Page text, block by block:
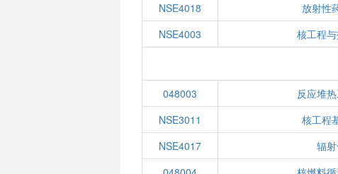
NSE4018
放射性
NSE4003
核工程
048003 反应堆
NSE3011
核工程
NSE4017
辐